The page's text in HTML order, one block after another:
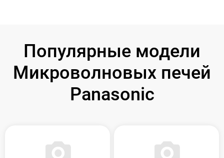
Популярные модели
Микроволновых печей
Panasonic